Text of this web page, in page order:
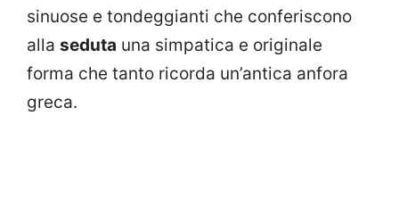
sinuose e tondeggianti che conferiscono
alla seduta una simpatica e originale
forma che tanto ricorda un’antica anfora
greca.